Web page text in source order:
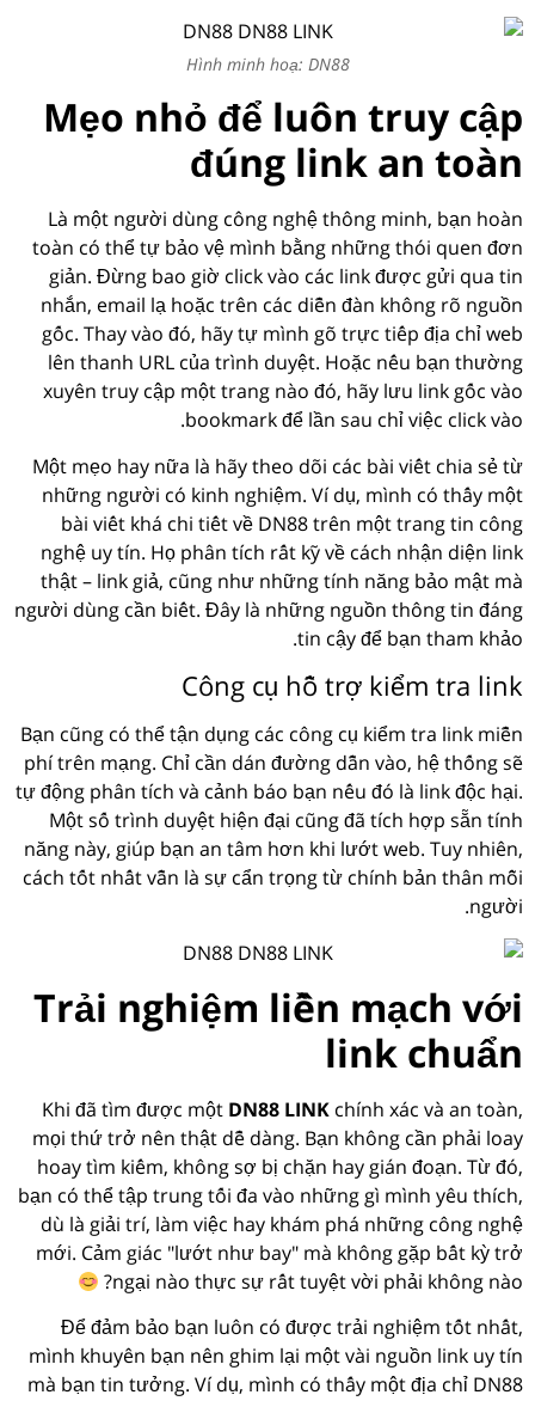
Hình minh hoạ: DN88
Mẹo nhỏ để luôn truy cập
đúng link an toàn
Là một người dùng công nghệ thông minh, bạn hoàn
toàn có thể tự bảo vệ mình bằng những thói quen đơn
giản. Đừng bao giờ click vào các link được gửi qua tin
nhắn, email lạ hoặc trên các diễn đàn không rõ nguồn
gốc. Thay vào đó, hãy tự mình gõ trực tiếp địa chỉ web
lên thanh URL của trình duyệt. Hoặc nếu bạn thường
xuyên truy cập một trang nào đó, hãy lưu link gốc vào
bookmark để lần sau chỉ việc click vào.
Một mẹo hay nữa là hãy theo dõi các bài viết chia sẻ từ
những người có kinh nghiệm. Ví dụ, mình có thấy một
bài viết khá chi tiết về DN88 trên một trang tin công
nghệ uy tín. Họ phân tích rất kỹ về cách nhận diện link
thật – link giả, cũng như những tính năng bảo mật mà
người dùng cần biết. Đây là những nguồn thông tin đáng
tin cậy để bạn tham khảo.
Công cụ hỗ trợ kiểm tra link
Bạn cũng có thể tận dụng các công cụ kiểm tra link miễn
phí trên mạng. Chỉ cần dán đường dẫn vào, hệ thống sẽ
tự động phân tích và cảnh báo bạn nếu đó là link độc hại.
Một số trình duyệt hiện đại cũng đã tích hợp sẵn tính
năng này, giúp bạn an tâm hơn khi lướt web. Tuy nhiên,
cách tốt nhất vẫn là sự cẩn trọng từ chính bản thân mỗi
người.
Trải nghiệm liền mạch với
link chuẩn
Khi đã tìm được một DN88 LINK chính xác và an toàn,
mọi thứ trở nên thật dễ dàng. Bạn không cần phải loay
hoay tìm kiếm, không sợ bị chặn hay gián đoạn. Từ đó,
bạn có thể tập trung tối đa vào những gì mình yêu thích,
dù là giải trí, làm việc hay khám phá những công nghệ
mới. Cảm giác "lướt như bay" mà không gặp bất kỳ trở
ngại nào thực sự rất tuyệt vời phải không nào?
Để đảm bảo bạn luôn có được trải nghiệm tốt nhất,
mình khuyên bạn nên ghim lại một vài nguồn link uy tín
mà bạn tin tưởng. Ví dụ, mình có thấy một địa chỉ DN88